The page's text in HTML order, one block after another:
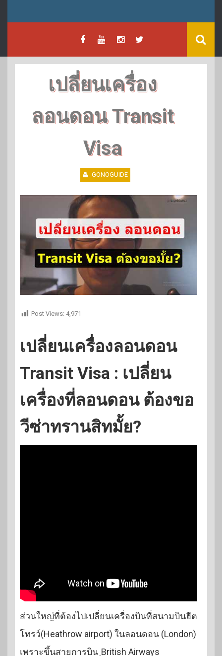
เปลี่ยนเครื่อง
ลอนดอน Transit
Visa
GONOGUIDE
Post Views: 4,971
เปลี่ยนเครื่องลอนดอน
Transit Visa : เปลี่ยน
เครื่องที่ลอนดอน ต้องขอ
วีซ่าทรานสิทมั้ย?
ส่วนใหญ่ที่ต้องไปเปลี่ยนเครื่องบินที่สนามบินฮีต
โทรว์(Heathrow airport) ในลอนดอน (London)
เพราะขึ้นสายการบิน ฺBritish Airways